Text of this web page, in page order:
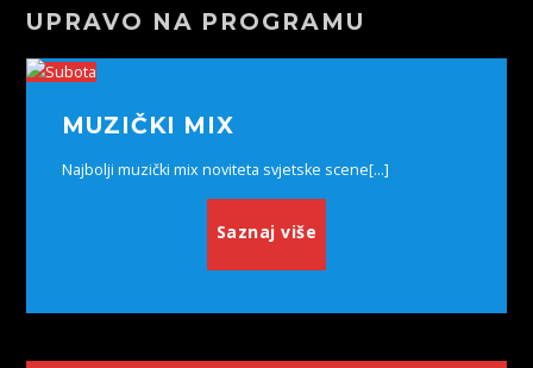
UPRAVO NA PROGRAMU
MUZIČKI MIX
Najbolji muzički mix noviteta svjetske scene[...]
Saznaj više